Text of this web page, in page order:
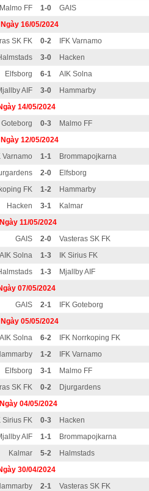
Malmo FF 1-0
GAIS
16/05/2024
SK FK 0-2
IFK Varnamo
3-0
Hacken
Elfsborg 6-1
AIK Solna
AIF 3-0
Hammarby
14/05/2024
Goteborg 0-3
Malmo FF
12/05/2024
Varnamo 1-1
Brommapojkarna
2-0
Elfsborg
FK 1-2
Hammarby
Hacken 3-1
Kalmar
11/05/2024
GAIS 2-0
Vasteras SK FK
AIK Solna 1-3
IK Sirius FK
1-3
Mjallby AIF
07/05/2024
GAIS 2-1
IFK Goteborg
05/05/2024
AIK Solna 6-2
IFK Norrkoping FK
1-2
IFK Varnamo
Elfsborg 3-1
Malmo FF
SK FK 0-2
Djurgardens
04/05/2024
Sirius FK 0-3
Hacken
AIF 1-1
Brommapojkarna
Kalmar 5-2
Halmstads
30/04/2024
2-1
Vasteras SK FK